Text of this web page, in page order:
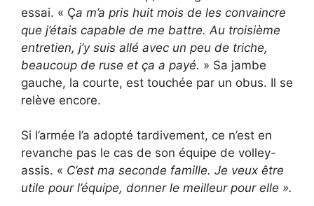
essai. « Ça m’a pris huit mois de les convaincre
que j’étais capable de me battre. Au troisième
entretien, j’y suis allé avec un peu de triche,
beaucoup de ruse et ça a payé. » Sa jambe
gauche, la courte, est touchée par un obus. Il se
relève encore.
Si l’armée l’a adopté tardivement, ce n’est en
revanche pas le cas de son équipe de volley-
assis. « C’est ma seconde famille. Je veux être
utile pour l’équipe, donner le meilleur pour elle ».